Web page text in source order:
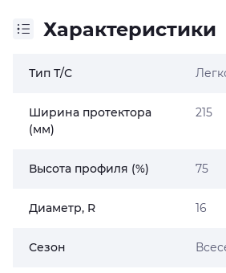
Характеристики
Тип Т/С
Ширина протектора
(мм)
215
Высота профиля (%) 75
Диаметр, R 16
Сезон